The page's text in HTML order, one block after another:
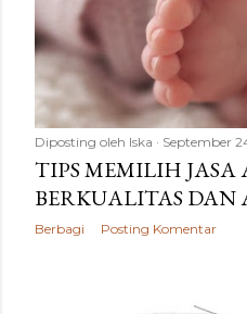
Diposting oleh Iska September
TIPS MEMILIH JASA
BERKUALITAS
Berbagi Posting Komentar